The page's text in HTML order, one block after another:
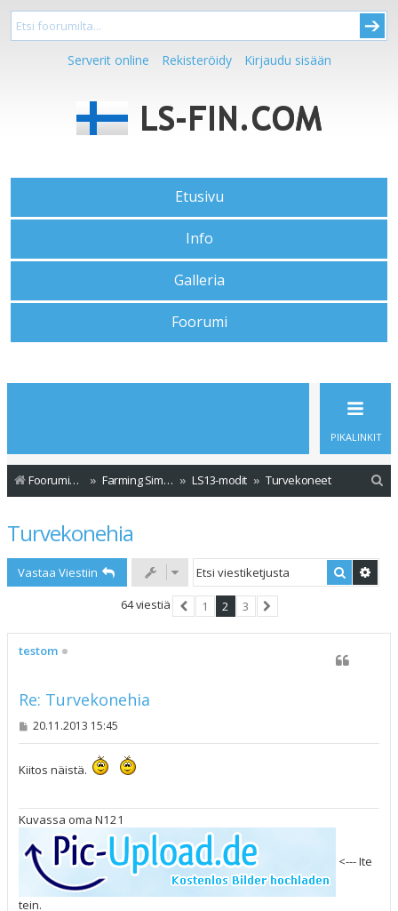
Serverit online Rekisteröidy Kirjaudu sisään
Etusivu
Info
Galleria
Foorumi
PIKALINKIT
Foorumin etusivu Farming Simulator - Modit LS13-modit Turvekoneet
Turvekonehia
Vastaa Viestiin Etsi
64 viestiä
1 2
3
testom
Re: Turvekonehia
V
t
20.11.2013 15:45
Kiitos näistä.
Kuvassa oma N121
<--- Ite
tein.